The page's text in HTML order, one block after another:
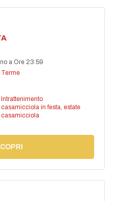
a Ore 23:59
Intrattenimento
casamicciola in festa estate
casamicciola